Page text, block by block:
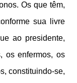
Os que têm,
sua livre
ao presidente,
os enfermos, os
constituindo-se,